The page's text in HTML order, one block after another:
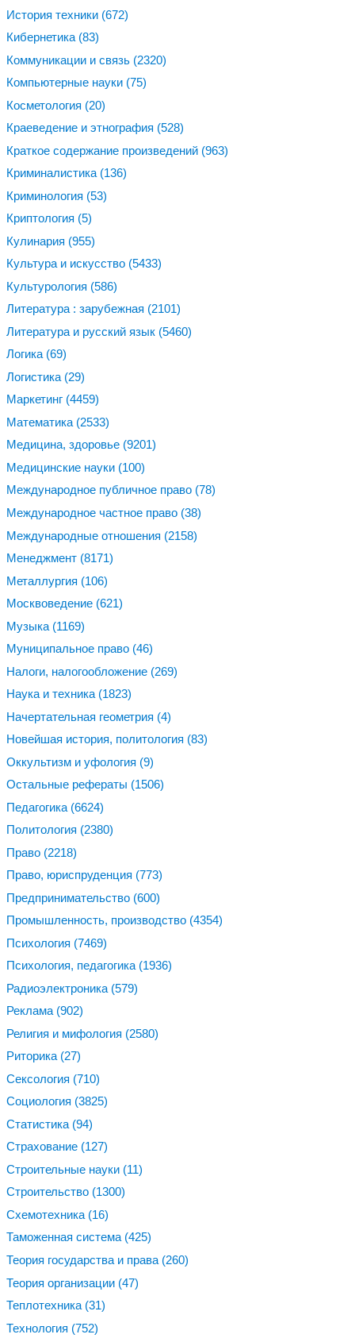
История техники (672)
Кибернетика (83)
Коммуникации и связь (2320)
Компьютерные науки (75)
Косметология (20)
Краеведение и этнография (528)
Краткое содержание произведений (963)
Криминалистика (136)
Криминология (53)
Криптология (5)
Кулинария (955)
Культура и искусство (5433)
Культурология (586)
Литература : зарубежная (2101)
Литература и русский язык (5460)
Логика (69)
Логистика (29)
Маркетинг (4459)
Математика (2533)
Медицина, здоровье (9201)
Медицинские науки (100)
Международное публичное право (78)
Международное частное право (38)
Международные отношения (2158)
Менеджмент (8171)
Металлургия (106)
Москвоведение (621)
Музыка (1169)
Муниципальное право (46)
Налоги, налогообложение (269)
Наука и техника (1823)
Начертательная геометрия (4)
Новейшая история, политология (83)
Оккультизм и уфология (9)
Остальные рефераты (1506)
Педагогика (6624)
Политология (2380)
Право (2218)
Право, юриспруденция (773)
Предпринимательство (600)
Промышленность, производство (4354)
Психология (7469)
Психология, педагогика (1936)
Радиоэлектроника (579)
Реклама (902)
Религия и мифология (2580)
Риторика (27)
Сексология (710)
Социология (3825)
Статистика (94)
Страхование (127)
Строительные науки (11)
Строительство (1300)
Схемотехника (16)
Таможенная система (425)
Теория государства и права (260)
Теория организации (47)
Теплотехника (31)
Технология (752)